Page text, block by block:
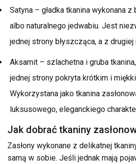
Satyna – gładka tkanina wykonana z
albo naturalnego jedwabiu. Jest
jednej strony błyszcząca, a z drugiej
Aksamit – szlachetna i gruba
jednej strony pokryta krótkim i
Wykorzystana jako tkanina
luksusowego, eleganckiego
Jak dobrać tkaniny
Zasłony wykonane z delikatnej
samą w sobie. Jeśli jednak mają